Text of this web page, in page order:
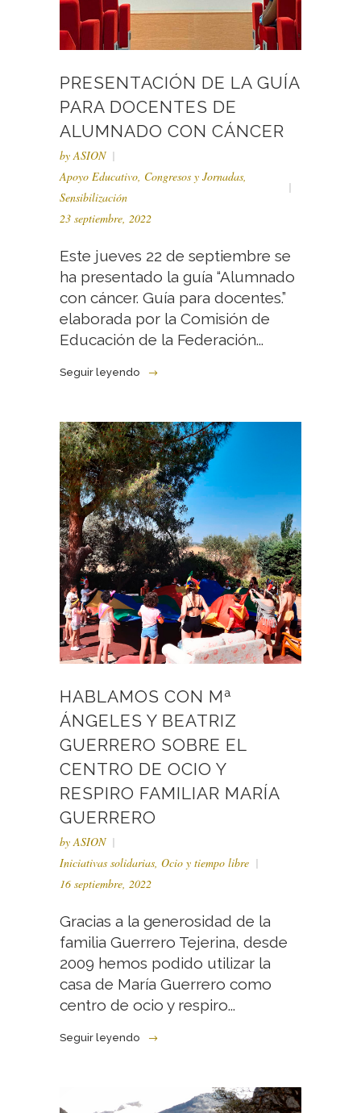
PRESENTACIÓN DE LA GUÍA
PARA DOCENTES DE
ALUMNADO CON CÁNCER
byASION
Apoyo Educativo, Congresos y Jornadas,
Sensibilización
23 septiembre, 2022
Este jueves 22 de septiembre se
ha presentado la guía “Alumnado
con cáncer. Guía para docentes.”
elaborada por la Comisión de
Educación de la Federación...
Seguir leyendo
HABLAMOS CON Mª
ÁNGELES Y BEATRIZ
GUERRERO SOBRE EL
CENTRO DE OCIO Y
RESPIRO FAMILIAR MARÍA
GUERRERO
byASION
Iniciativas solidarias, Ocio y tiempo libre
16 septiembre, 2022
Gracias a la generosidad de la
familia Guerrero Tejerina, desde
2009 hemos podido utilizar la
casa de María Guerrero como
centro de ocio y respiro...
Seguir leyendo